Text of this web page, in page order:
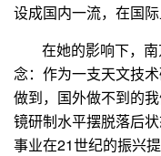
设成国内一流，在国
在她的影响下，
念：作为一支天文技
做到，国外做不到的
镜研制水平摆脱落后
事业在21世纪的振兴